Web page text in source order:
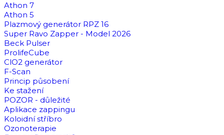
Athon 7
Athon 5
Plazmový generátor RPZ 16
Super Ravo Zapper - Model 2026
Beck Pulser
ProlifeCube
ClO2 generátor
F-Scan
Princip působení
Ke stažení
POZOR - důležité
Aplikace zappingu
Koloidní stříbro
Ozonoterapie